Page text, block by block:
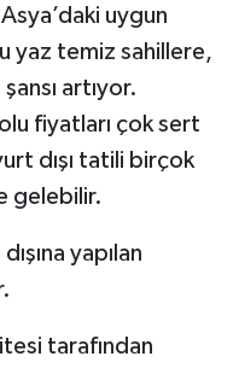
uygun
yaz temiz sahillere,
artıyor.
fiyatları çok sert
dışı tatili birçok
gelebilir.
yapılan
tarafından